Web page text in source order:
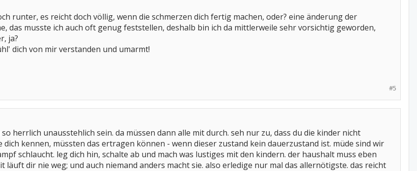
runter, es reicht doch völlig, wenn die schmerzen dich fertig machen, oder? eine änderung der
das musste ich auch oft genug feststellen, deshalb bin ich da mittlerweile sehr vorsichtig geworden,
ja?
dich von mir verstanden und umarmt!
#5
herrlich unausstehlich sein. da müssen dann alle mit durch. seh nur zu, dass du die kinder nicht
dich kennen, müssten das ertragen können - wenn dieser zustand kein dauerzustand ist. müde sind wir
schlaucht. leg dich hin, schalte ab und mach was lustiges mit den kindern. der haushalt muss eben
läuft dir nie weg; und auch niemand anders macht sie. also erledige nur mal das allernötigste. das reicht